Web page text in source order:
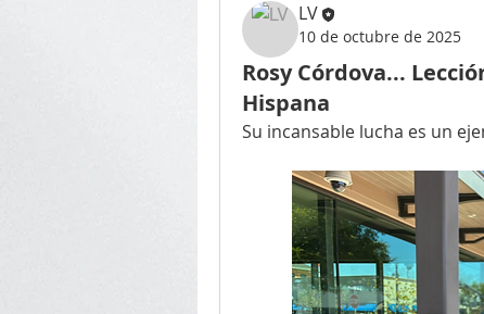
LV
10 de octubre de 2025
Rosy Córdova...
Hispana
Su incansable lucha es un